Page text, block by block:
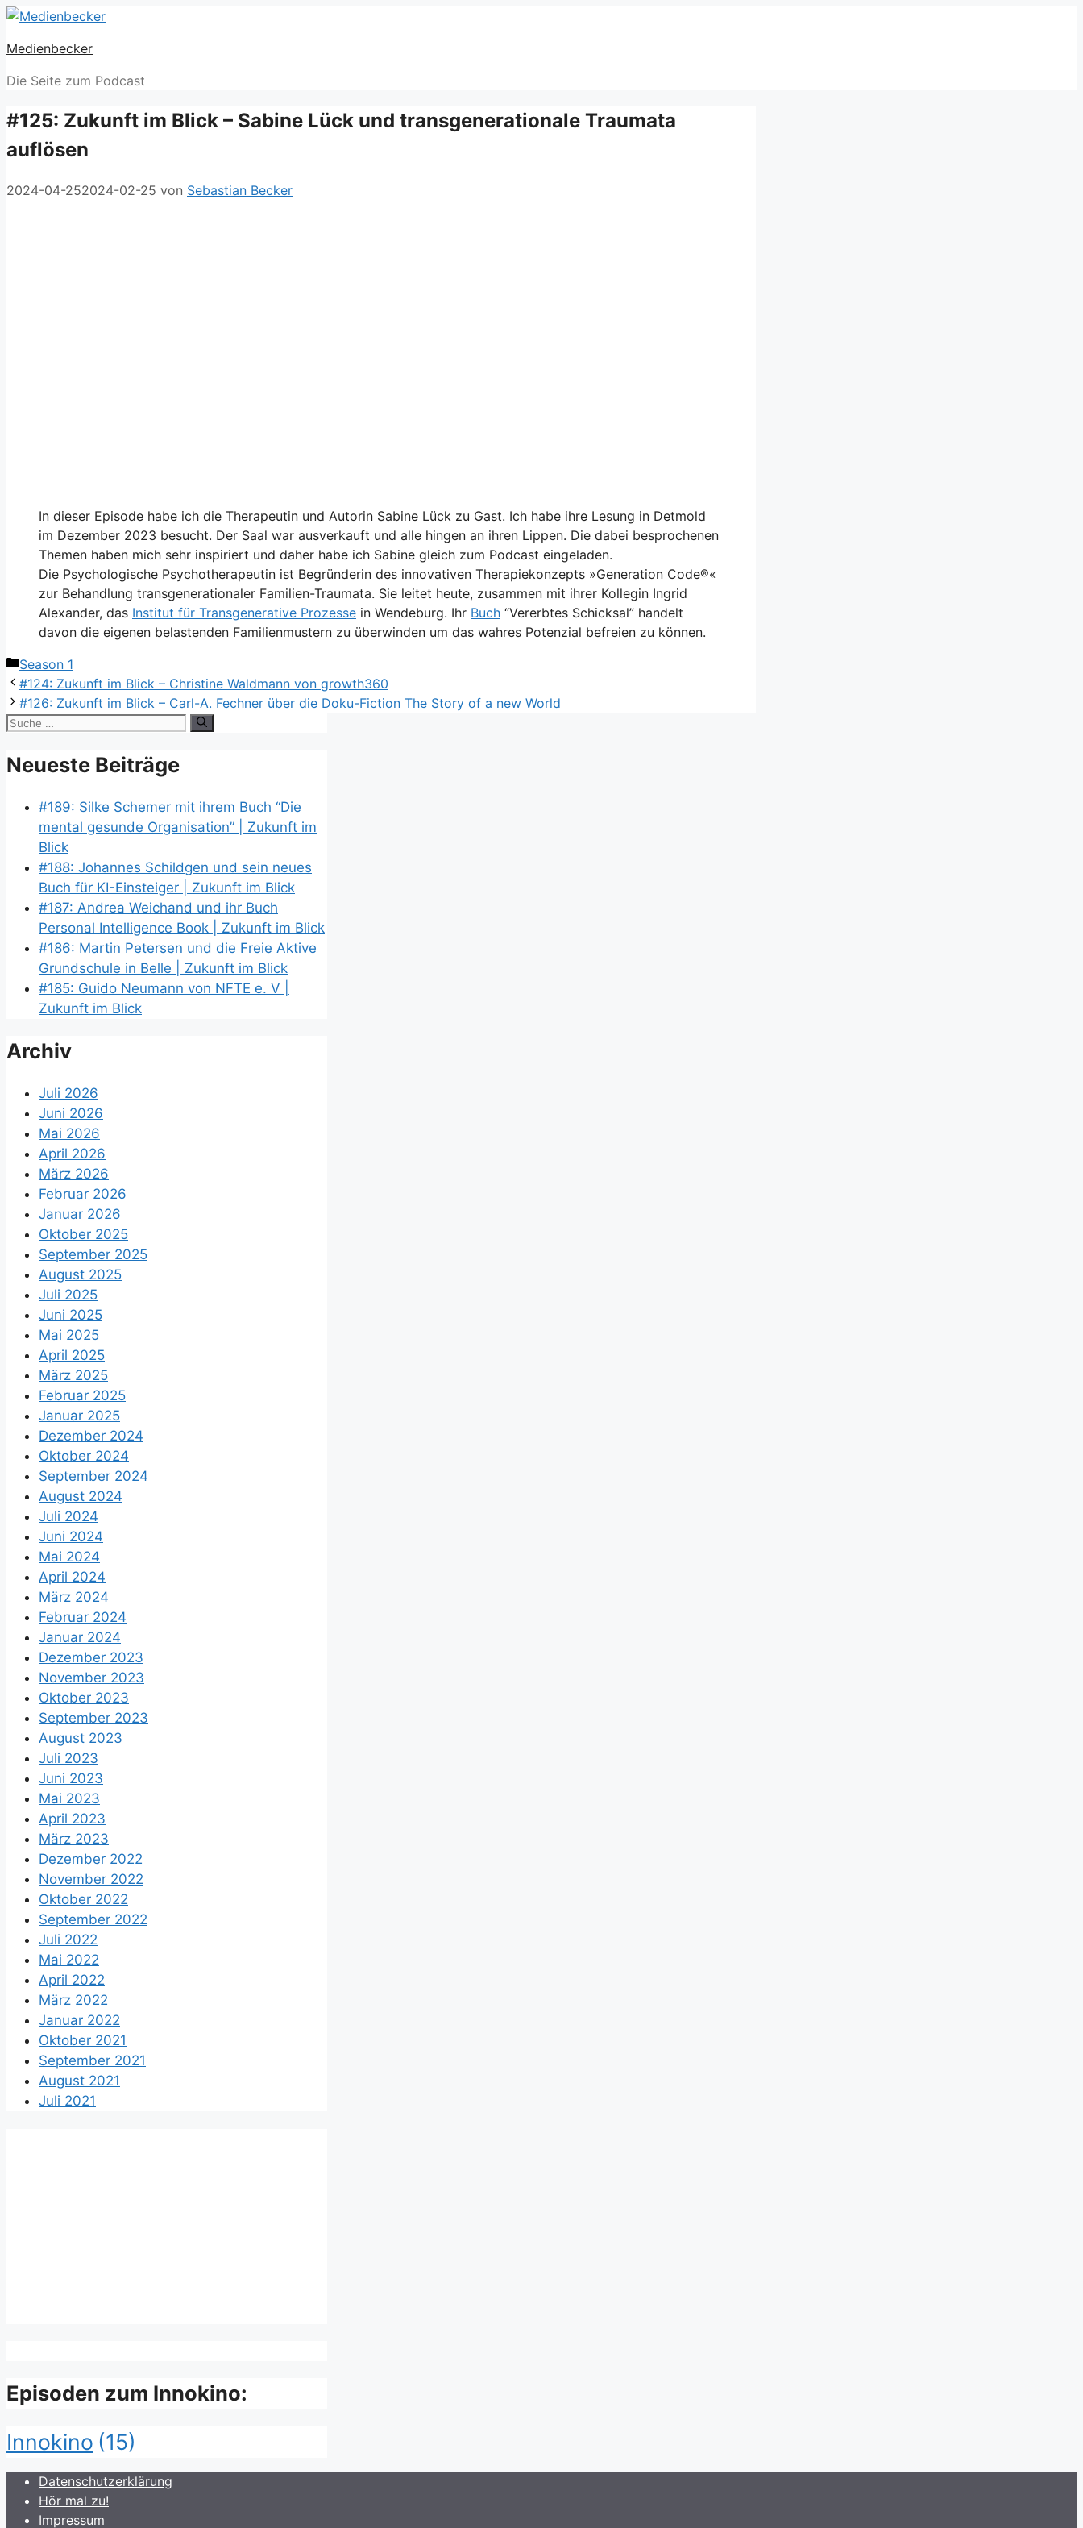
Zum
springen
Medienbecker
Die Seite zum Podcast
#125: Zukunft im Blick – Sabine Lück und transgenerationale Traumata
auflösen
2024-04-252024-02-25 von Sebastian Becker
In dieser Episode habe ich die Therapeutin und Autorin Sabine Lück zu Gast. Ich habe ihre Lesung in Detmold
im Dezember 2023 besucht. Der Saal war ausverkauft und alle hingen an ihren Lippen. Die dabei besprochenen
Themen haben mich sehr inspiriert und daher habe ich Sabine gleich zum Podcast eingeladen.
Die Psychologische Psychotherapeutin ist Begründerin des innovativen Therapiekonzepts »Generation Code®«
zur Behandlung transgenerationaler Familien-Traumata. Sie leitet heute, zusammen mit ihrer Kollegin Ingrid
Alexander, das ⁠Institut für Transgenerative Prozesse⁠ in Wendeburg. Ihr ⁠Buch⁠ “Vererbtes Schicksal” handelt
davon die eigenen belastenden Familienmustern zu überwinden um das wahres Potenzial befreien zu können.
Kategorien
Season 1
#124: Zukunft im Blick – Christine Waldmann von growth360
#126: Zukunft im Blick – Carl-A. Fechner über die Doku-Fiction The Story of a new World
Suche
Neueste Beiträge
#189: Silke Schemer mit ihrem Buch “Die
mental gesunde Organisation” | Zukunft im
Blick
#188: Johannes Schildgen und sein neues
Buch für KI-Einsteiger | Zukunft im Blick
#187: Andrea Weichand und ihr Buch
Personal Intelligence Book | Zukunft im Blick
#186: Martin Petersen und die Freie Aktive
Grundschule in Belle | Zukunft im Blick
#185: Guido Neumann von NFTE e. V |
Zukunft im Blick
Archiv
Juli 2026
Juni 2026
Mai 2026
April 2026
März 2026
Februar 2026
Januar 2026
Oktober 2025
September 2025
August 2025
Juli 2025
Juni 2025
Mai 2025
April 2025
März 2025
Februar 2025
Januar 2025
Dezember 2024
Oktober 2024
September 2024
August 2024
Juli 2024
Juni 2024
Mai 2024
April 2024
März 2024
Februar 2024
Januar 2024
Dezember 2023
November 2023
Oktober 2023
September 2023
August 2023
Juli 2023
Juni 2023
Mai 2023
April 2023
März 2023
Dezember 2022
November 2022
Oktober 2022
September 2022
Juli 2022
Mai 2022
April 2022
März 2022
Januar 2022
Oktober 2021
September 2021
August 2021
Juli 2021
Episoden zum Innokino:
Innokino (15)
Datenschutzerklärung
Hör mal zu!
Impressum